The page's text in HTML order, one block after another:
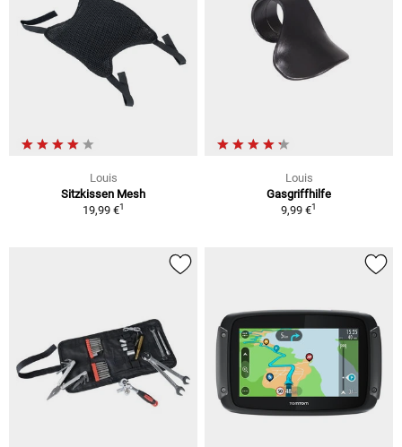
Louis
Sitzkissen Mesh
19,99 €1
Louis
Gasgriffhilfe
9,99 €1